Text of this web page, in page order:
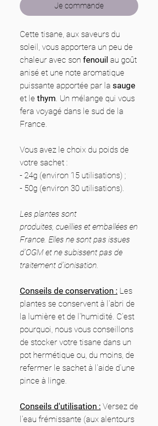
Je commande
Cette tisane, aux saveurs du
soleil, vous apportera un peu de
chaleur avec son fenouil au goût
anisé et une note aromatique
puissante apportée par la sauge
et le thym . Un mélange qui vous
fera voyagé dans le sud de la
France.
Vous avez le choix du poids de
votre sachet :
- 24g (environ 15 utilisations) ;
- 50g (environ 30 utilisations).
Les plantes sont
produites, cueillies et emballées en
France. Elles ne sont pas issues
d'OGM et ne subissent pas de
traitement d'ionisation.
Conseils de conservation : Les
plantes se conservent à l'abri de
la lumière et de l'humidité. C'est
pourquoi, nous vous conseillons
de stocker votre tisane dans un
pot hermétique ou, du moins, de
refermer le sachet à l'aide d'une
pince à linge.
Conseils d'utilisation : Versez de
l'eau frémissante (aux alentours